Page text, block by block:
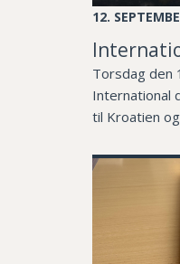
12.
Torsdag den
International
til Kroatien